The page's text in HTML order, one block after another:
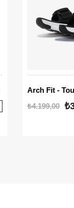
Arch Fit -
₺4.199,00